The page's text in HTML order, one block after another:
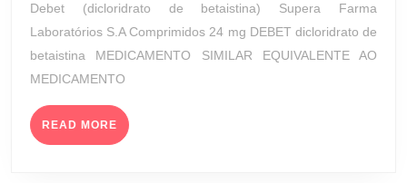
LABORATÓRIOS
S.A)
2023
Debet (dicloridrato de betaistina) Supera Farma
Laboratórios S.A Comprimidos 24 mg DEBET dicloridrato de
betaistina MEDICAMENTO SIMILAR EQUIVALENTE AO
MEDICAMENTO
READ MORE READ
MORE